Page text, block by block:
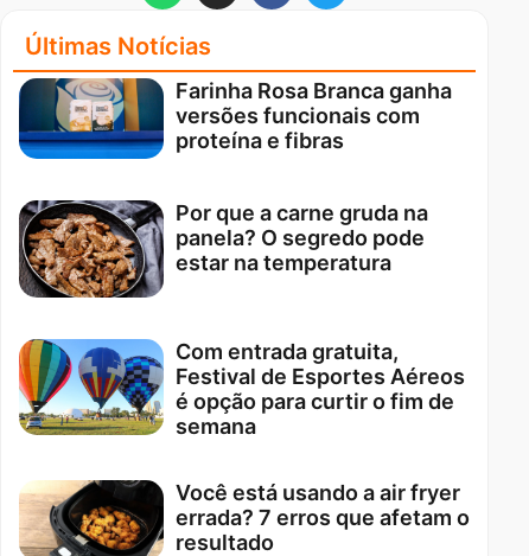
Últimas Notícias
Farinha Rosa Branca ganha
versões funcionais com
proteína e fibras
Por que a carne gruda na
panela? O segredo pode
estar na temperatura
Com entrada gratuita,
Festival de Esportes Aéreos
é opção para curtir o fim de
semana
Você está usando a air fryer
errada? 7 erros que afetam o
resultado